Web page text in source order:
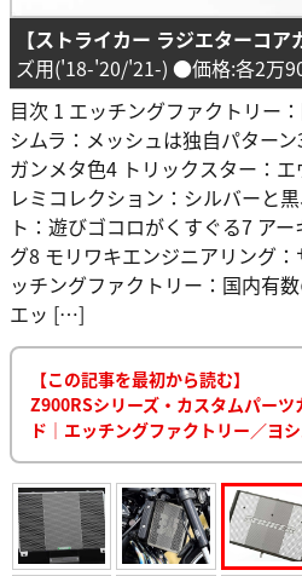
【ストライカー ラジエターコア
ズ用('18-'20/'21-) ●価格:各2万
目次 1 エッチングファクトリー
シムラ：メッシュは独自パター
ガンメタ色4 トリックスター：
レミコレクション：シルバーと
ト：遊びゴコロがくすぐる7 ア
グ8 モリワキエンジニアリング
ッチングファクトリー：国内有
エッ […]
【この記事を最初から読む】
Z900RSシリーズ・カスタムパー
ド｜エッチングファクトリー／ヨシ